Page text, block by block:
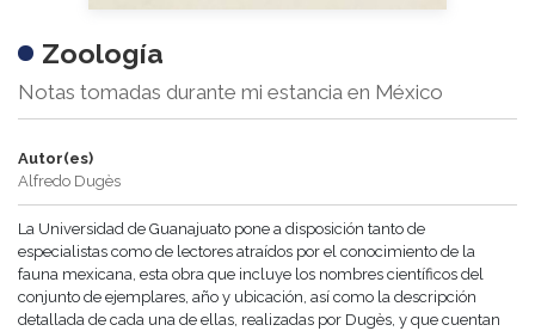
Zoología
Notas tomadas durante mi estancia en México
Autor(es)
Alfredo Dugès
La Universidad de Guanajuato pone a disposición tanto de
especialistas como de lectores atraídos por el conocimiento de la
fauna mexicana, esta obra que incluye los nombres científicos del
conjunto de ejemplares, año y ubicación, así como la descripción
detallada de cada una de ellas, realizadas por Dugès, y que cuentan